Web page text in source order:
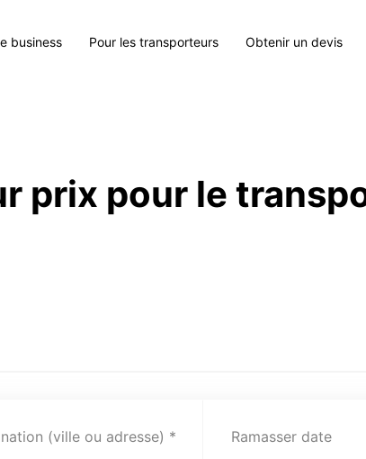
business Pour les transporteurs Obtenir un devis
prix pour le
(ville ou adresse) Ramasser date